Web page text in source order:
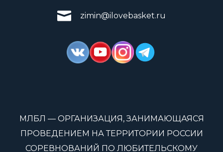
zimin@ilovebasket.ru
МЛБЛ — ОРГАНИЗАЦИЯ, ЗАНИМАЮЩАЯСЯ
ПРОВЕДЕНИЕМ НА ТЕРРИТОРИИ РОССИИ
СОРЕВНОВАНИЙ ПО ЛЮБИТЕЛЬСКОМУ